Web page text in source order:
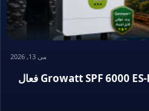
می 13, 2026
سبد ویژه اینورتر هیبریدی Growatt SPF 6000 ES-H فعال